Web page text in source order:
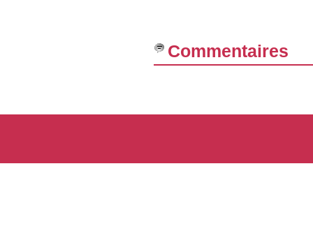
Commentaires